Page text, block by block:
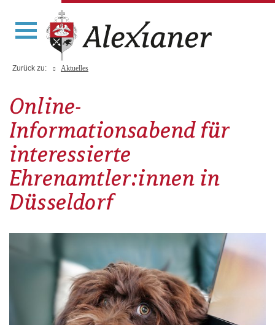
Zurück zu: Aktuelles
Online-
Informationsabend für
interessierte
Ehrenamtler:innen in
Düsseldorf